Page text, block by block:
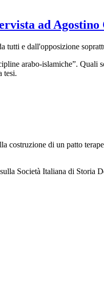
ad
tutti e dall'opposizione
arabo-islamiche”. Quali
tesi.
costruzione di un patto
Società Italiana di Storia